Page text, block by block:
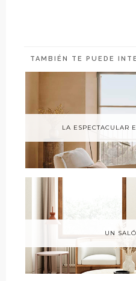
TAMBIÉN TE PUEDE
LA ESPECTACULAR
UN